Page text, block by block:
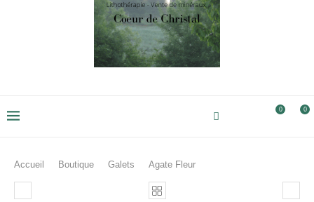
0 0
Accueil Boutique Galets Agate Fleur